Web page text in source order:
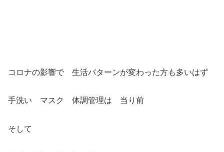
コロナの影響で 生活パターンが変わった方も多いはず
手洗い マスク 体調管理は 当り前
そして